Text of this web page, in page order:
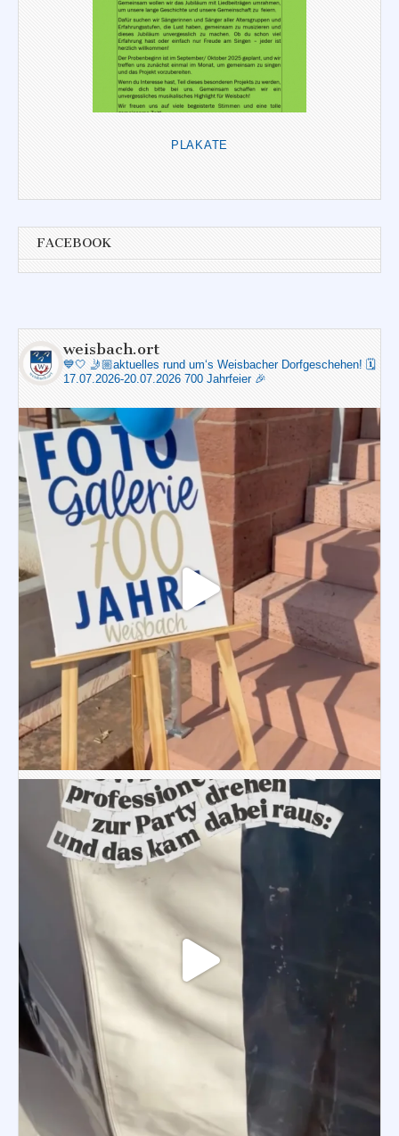
PLAKATE
FACEBOOK
weisbach.ort
💙🤍 🤳🏼aktuelles rund um‘s Weisbacher Dorfgeschehen! 🗓️
17.07.2026-20.07.2026 700 Jahrfeier 🎉